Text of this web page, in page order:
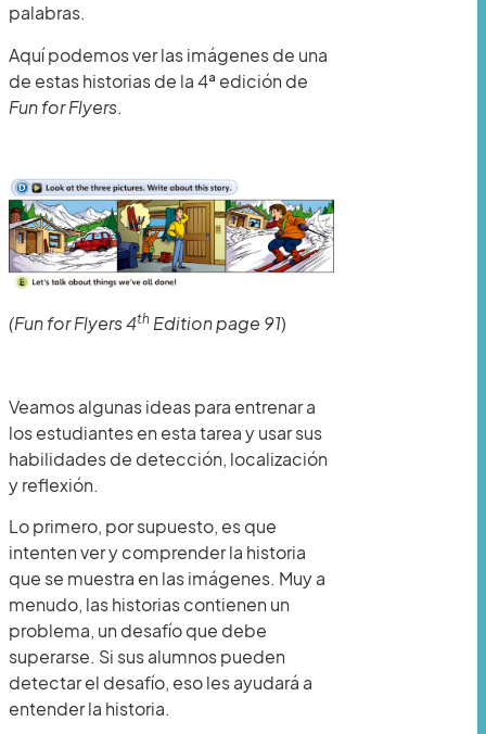
palabras.
Aquí podemos ver las imágenes de una
de estas historias de la 4ª edición de
Fun for Flyers.
(Fun for Flyers 4th Edition page 91)
Veamos algunas ideas para entrenar a
los estudiantes en esta tarea y usar sus
habilidades de detección, localización
y reflexión.
Lo primero, por supuesto, es que
intenten ver y comprender la historia
que se muestra en las imágenes. Muy a
menudo, las historias contienen un
problema, un desafío que debe
superarse. Si sus alumnos pueden
detectar el desafío, eso les ayudará a
entender la historia.